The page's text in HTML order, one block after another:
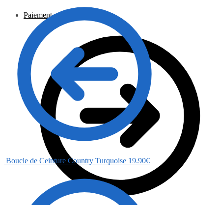
Paiement
Boucle de Ceinture Country Turquoise 19.90€